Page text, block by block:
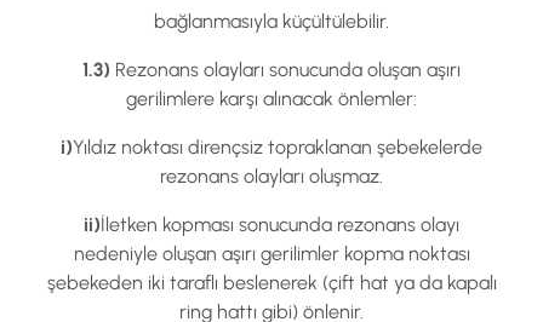
bağlanmasıyla küçültülebilir.
1.3) Rezonans olayları sonucunda oluşan aşırı
gerilimlere karşı alınacak önlemler:
i)Yıldız noktası dirençsiz topraklanan şebekelerde
rezonans olayları oluşmaz.
ii)İletken kopması sonucunda rezonans olayı
nedeniyle oluşan aşırı gerilimler kopma noktası
şebekeden iki taraflı beslenerek (çift hat ya da kapalı
ring hattı gibi) önlenir.